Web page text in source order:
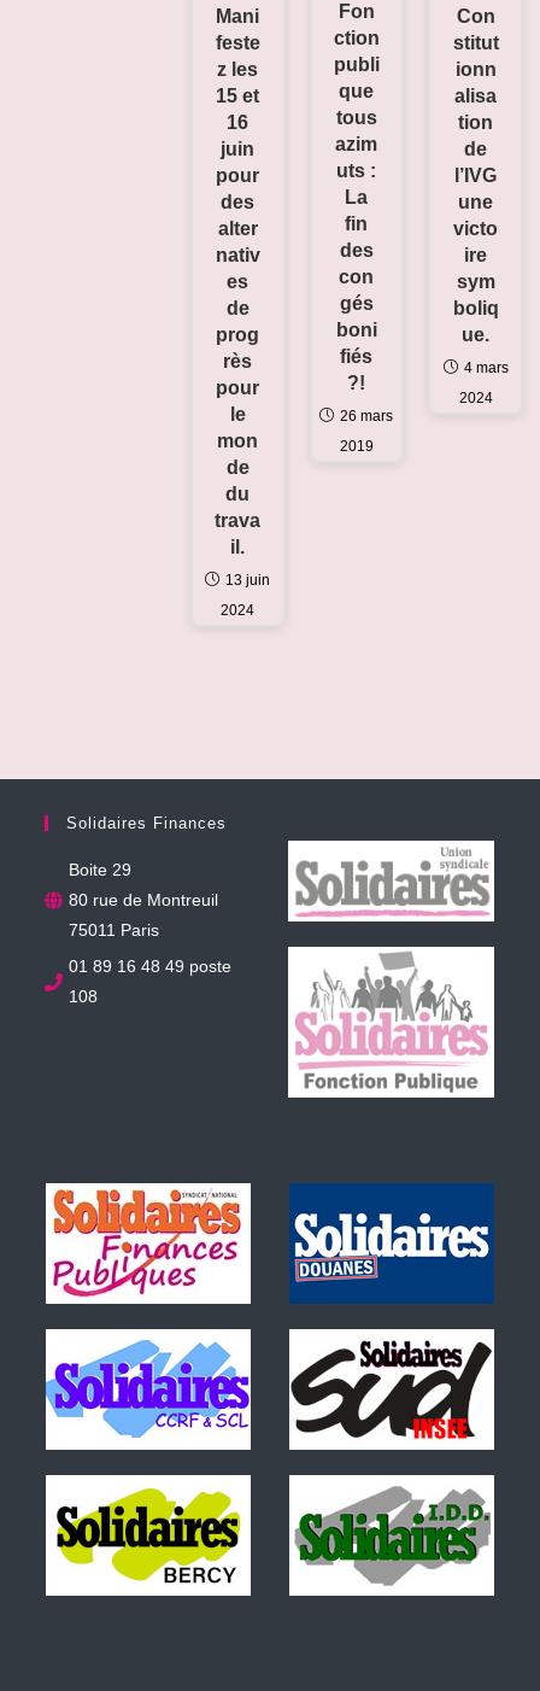
Con
stitut
ionn
alisa
tion
de
l’IVG
une
victo
ire
sym
boliq
ue.
4 mars
2024
Fon
ction
publi
que
tous
azim
uts :
La
fin
des
con
gés
boni
fiés
?!
26 mars
2019
Mani
feste
z les
15 et
16
juin
pour
des
alter
nativ
es
de
prog
rès
pour
le
mon
de
du
trava
il.
13 juin
2024
Solidaires Finances
Boite 29
80 rue de Montreuil
75011 Paris
01 89 16 48 49 poste
108